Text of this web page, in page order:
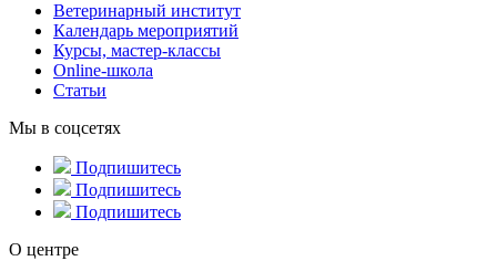
Ветеринарный институт
Календарь мероприятий
Курсы, мастер-классы
Online-школа
Статьи
Мы в соцсетях
Подпишитесь
Подпишитесь
Подпишитесь
О центре